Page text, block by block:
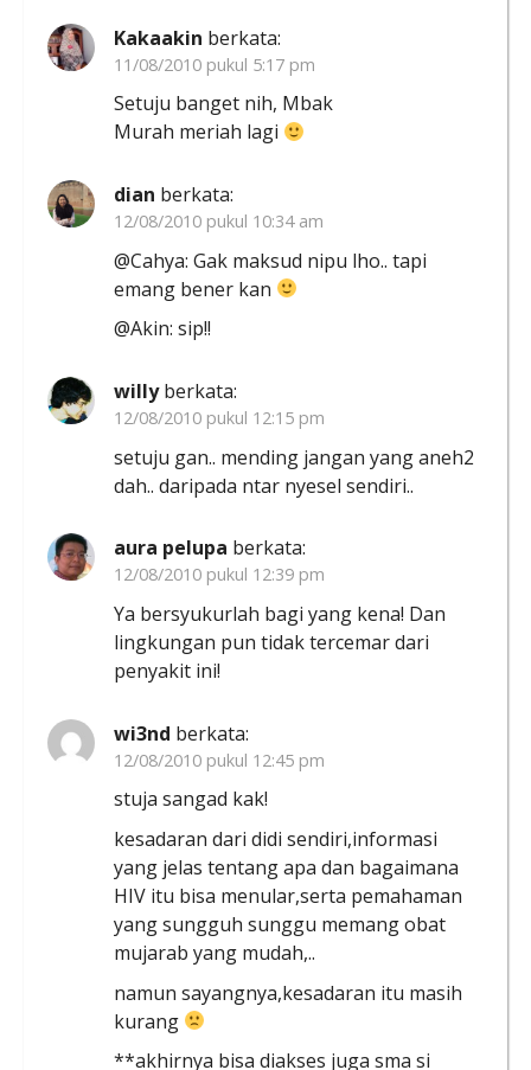
Kakaakin berkata:
11/08/2010 pukul 5:17 pm
Setuju banget nih, Mbak
Murah meriah lagi
dian berkata:
12/08/2010 pukul 10:34 am
@Cahya: Gak maksud nipu lho.. tapi
emang bener kan
@Akin: sip!!
willy berkata:
12/08/2010 pukul 12:15 pm
setuju gan.. mending jangan yang aneh2
dah.. daripada ntar nyesel sendiri..
aura pelupa berkata:
12/08/2010 pukul 12:39 pm
Ya bersyukurlah bagi yang kena! Dan
lingkungan pun tidak tercemar dari
penyakit ini!
wi3nd berkata:
12/08/2010 pukul 12:45 pm
stuja sangad kak!
kesadaran dari didi sendiri,informasi
yang jelas tentang apa dan bagaimana
HIV itu bisa menular,serta pemahaman
yang sungguh sunggu memang obat
mujarab yang mudah,..
namun sayangnya,kesadaran itu masih
kurang
**akhirnya bisa diakses juga sma si